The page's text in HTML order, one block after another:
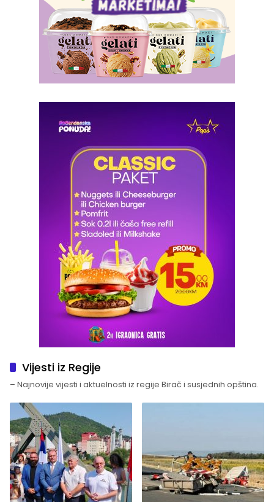
Vijesti iz Regije
– Najnovije vijesti i aktuelnosti iz regije Birač i susjednih opština.